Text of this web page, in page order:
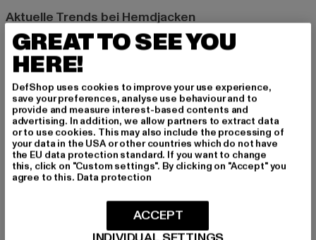
Aktuelle Trends bei Hemdjacken
2024 sind vor allem oversized Hemdjacken und Modelle mit
auffälligen Karomustern besonders gefragt. Diese Modelle
bringen einen klassischen, aber dennoch modernen Touch in
deinen Look. Auch schlichte Hemdjacken in neutralen Tönen
wie Beige, Grau oder Olivgrün liegen voll im Trend.
Nachhaltigkeit spielt weiterhin eine wichtige Rolle – viele
Marken setzen auf umweltfreundliche Materialien wie
recycelte Baumwolle oder Mischgewebe, um modische und
umweltbewusste Optionen zu bieten. Hemdjacken mit
Taschen, Ziernähten oder Knopfdetails runden den lässigen
Look perfekt ab.
Hemdjacken für verschiedene Anlässe
GREAT TO SEE YOU
HERE!
DefShop uses cookies to improve your use experience,
save your preferences, analyse use behaviour and to
provide and measure interest-based contents and
advertising. In addition, we allow partners to extract data
or to use cookies. This may also include the processing of
your data in the USA or other countries which do not have
the EU data protection standard. If you want to change
this, click on "Custom settings". By clicking on "Accept" you
agree to this. Data protection
ACCEPT